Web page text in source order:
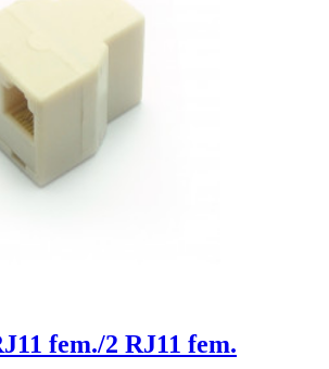
fem./2 RJ11 fem.